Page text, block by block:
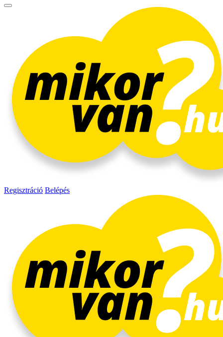
Regisztráció Belépés